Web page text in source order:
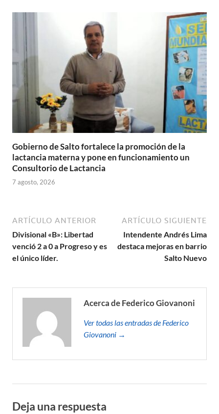
Gobierno de Salto fortalece la promoción de la
lactancia materna y pone en funcionamiento un
Consultorio de Lactancia
7 agosto, 2026
ARTÍCULO ANTERIOR
Divisional «B»: Libertad
venció 2 a 0 a Progreso y es
el único líder.
ARTÍCULO SIGUIENTE
Intendente Andrés Lima
destaca mejoras en barrio
Salto Nuevo
Acerca de Federico Giovanoni
Ver todas las entradas de Federico
Giovanoni →
Deja una respuesta